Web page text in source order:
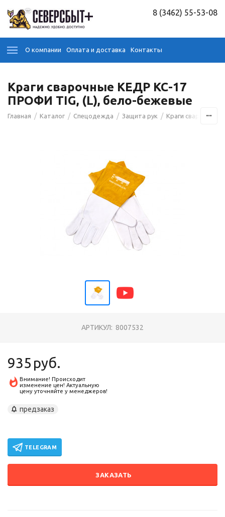
8 (3462) 55-53-08
О компании Оплата и доставка Контакты
Краги сварочные КЕДР КС-17
ПРОФИ TIG, (L), бело-бежевые
Главная / Каталог / Спецодежда / Защита рук / Краги сварочные
АРТИКУЛ: 8007532
935 руб.
Внимание! Происходит
изменение цен! Актуальную
цену уточняйте у менеджеров!
предзаказ
TELEGRAM
ЗАКАЗАТЬ